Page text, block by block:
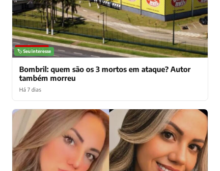
NOTÍCIAS
🏷️ Seu interesse
Bombril: quem são os 3 mortos em ataque? Autor
também morreu
Há 7 dias